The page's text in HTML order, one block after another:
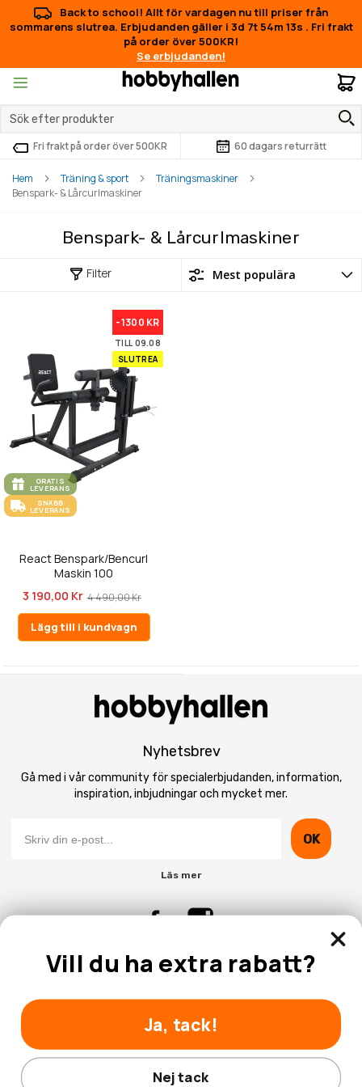
Back to school! Allt för vardagen nu till priser från
sommarens slutrea. Erbjudanden gäller i 3d 7t 54m 13s . Fri frakt
på order över 500KR!
Se erbjudanden!
Fri frakt på order över 500KR 60 dagars returrätt
Hem Träning & sport
Träningsmaskiner
Benspark- & Lårcurlmaskiner
Benspark- & Lårcurlmaskiner
Filter
-1300 KR
TILL 09.08
SLUTREA
GRATIS
LEVERANS
SNABB
LEVERANS
React Benspark/Bencurl
Maskin 100
3 190,00 Kr 4 490,00 Kr
Lägg till i kundvagn
Nyhetsbrev
Gå med i vår community för specialerbjudanden, information,
inspiration, inbjudningar och mycket mer.
OK
Läs mer
Kundtjänst
Vill du ha extra rabatt?
Ja, tack!
Nej tack